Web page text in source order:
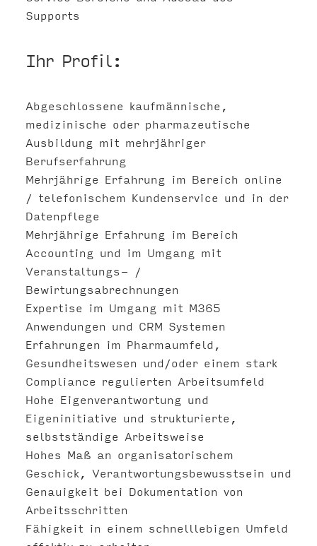
Supports
Ihr Profil:
Abgeschlossene kaufmännische,
medizinische oder pharmazeutische
Ausbildung mit mehrjähriger
Berufserfahrung
Mehrjährige Erfahrung im Bereich online
/ telefonischem Kundenservice und in der
Datenpflege
Mehrjährige Erfahrung im Bereich
Accounting und im Umgang mit
Veranstaltungs- /
Bewirtungsabrechnungen
Expertise im Umgang mit M365
Anwendungen und CRM Systemen
Erfahrungen im Pharmaumfeld,
Gesundheitswesen und/oder einem stark
Compliance regulierten Arbeitsumfeld
Hohe Eigenverantwortung und
Eigeninitiative und strukturierte,
selbstständige Arbeitsweise
Hohes Maß an organisatorischem
Geschick, Verantwortungsbewusstsein und
Genauigkeit bei Dokumentation von
Arbeitsschritten
Fähigkeit in einem schnelllebigen Umfeld